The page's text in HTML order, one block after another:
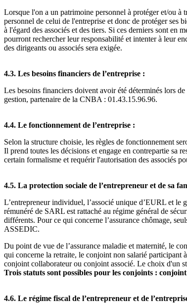
Lorsque l'on a un patrimoine personnel à protéger et/ou
personnel de celui de l'entreprise et donc de protéger ses
à l'égard des associés et des tiers. Si ces derniers sont
pourront rechercher leur responsabilité et intenter à leur
des dirigeants ou associés sera exigée.
4.3. Les besoins financiers de l’entreprise :
Les besoins financiers doivent avoir été déterminés lors
gestion, partenaire de la CNBA : 01.43.15.96.96.
4.4. Le fonctionnement de l’entreprise :
Selon la structure choisie, les règles de fonctionnement
Il prend toutes les décisions et engage en contrepartie sa
certain formalisme et requérir l'autorisation des associés
4.5. La protection sociale de l’entrepreneur et de sa
L’entrepreneur individuel, l’associé unique d’EURL et le
rémunéré de SARL est rattaché au régime général de
différents. Pour ce qui concerne l’assurance chômage,
ASSEDIC.
Du point de vue de l’assurance maladie et maternité, le
qui concerne la retraite, le conjoint non salarié participant
conjoint collaborateur ou conjoint associé. Le choix d'un
Trois statuts sont possibles pour les conjoints :
4.6. Le régime fiscal de l’entrepreneur et de